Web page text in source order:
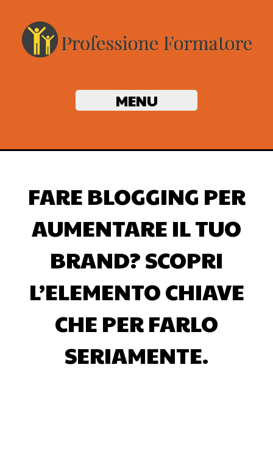
MENU
FARE BLOGGING PER
AUMENTARE IL TUO
BRAND? SCOPRI
L’ELEMENTO CHIAVE
CHE PER FARLO
SERIAMENTE.